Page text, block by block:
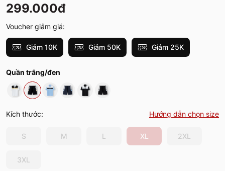
299.000đ
Voucher giảm giá:
Giảm 10K Giảm 50K Giảm 25K
Quần trắng/đen
Kích thước: Hướng dẫn chọn size
S M L XL 2XL
3XL